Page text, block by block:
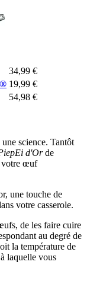
34,99 €
19,99 €
54,98 €
science. Tantôt
d'Orde
votre œuf
une touche de
votre casserole.
de les faire cuire
au degré de
la température de
laquelle vous